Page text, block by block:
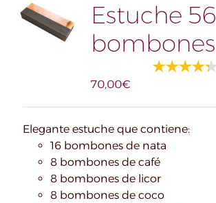
Estuche 56
bombones
70,00€
Elegante estuche que contiene:
16 bombones de nata
8 bombones de café
8 bombones de licor
8 bombones de coco